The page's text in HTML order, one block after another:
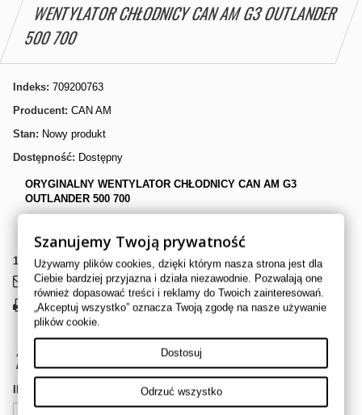
WENTYLATOR CHŁODNICY CAN AM G3 OUTLANDER
500 700
Indeks: 709200763
Producent: CAN AM
Stan: Nowy produkt
Dostępność: Dostępny
ORYGINALNY WENTYLATOR CHŁODNICY CAN AM G3
OUTLANDER 500 700
1
Przedmiot
Wyślij do znajomego
Drukuj
1 239,00 złbrutto
Szanujemy Twoją prywatność
Używamy plików cookies, dzięki którym nasza strona jest dla
Ciebie bardziej przyjazna i działa niezawodnie. Pozwalają one
również dopasować treści i reklamy do Twoich zainteresowań.
„Akceptuj wszystko” oznacza Twoją zgodę na nasze używanie
plików cookie.
Dostosuj
Odrzuć wszystko